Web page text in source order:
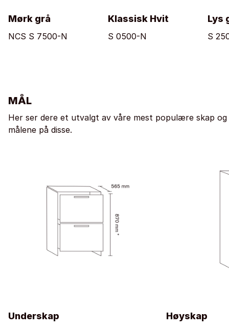
Mørk grå
NCS S 7500-N
Klassisk Hvit
S 0500-N
Lys
S
MÅL
Her ser dere et utvalgt av våre mest populære skap og
målene på disse.
Underskap Høyskap